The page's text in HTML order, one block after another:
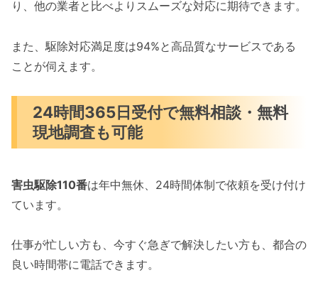
り、他の業者と比べよりスムーズな対応に期待できます。
また、駆除対応満足度は94%と高品質なサービスである
ことが伺えます。
24時間365日受付で無料相談・無料
現地調査も可能
害虫駆除110番は年中無休、24時間体制で依頼を受け付け
ています。
仕事が忙しい方も、今すぐ急ぎで解決したい方も、都合の
良い時間帯に電話できます。